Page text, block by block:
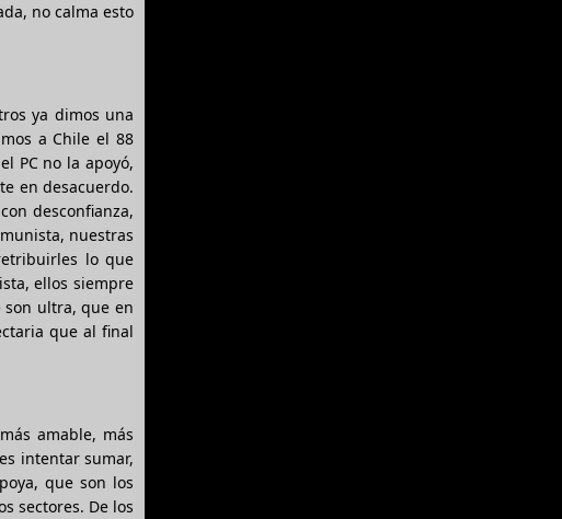
no calma esto
ya dimos una
a Chile el 88
PC no la apoyó,
en desacuerdo.
desconfianza,
nuestras
lo que
ellos siempre
son ultra, que en
que al final
amable, más
intentar sumar,
que son los
sectores. De los